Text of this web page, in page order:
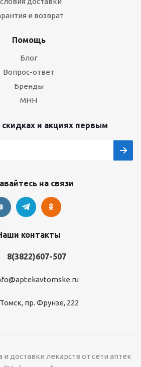
и возврат
Помощь
Блог
Вопрос-ответ
Бренды
МНН
скидках и акциях первым
на связи
контакты
8(3822)607-507
пр. Фрунзе, 222
и доставки лекарств от сети аптек